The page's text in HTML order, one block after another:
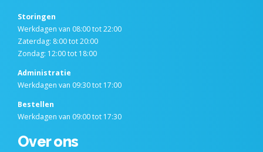
Storingen
Werkdagen van 08:00 tot 22:00
Zaterdag: 8:00 tot 20:00
Zondag: 12:00 tot 18:00
Administratie
Werkdagen van 09:30 tot 17:00
Bestellen
Werkdagen van 09:00 tot 17:30
Over ons